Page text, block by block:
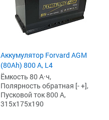
Аккумулятор Forvard AGM
(80Ah) 800 А, L4
Ёмкость 80 А·ч,
Полярность обратная [- +],
Пусковой ток 800 А,
315x175x190